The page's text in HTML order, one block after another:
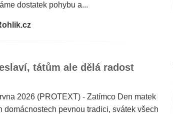
dostatek pohybu a...
tátům ale dělá radost
2026 (PROTEXT) - Zatímco Den matek
domácnostech pevnou tradici, svátek všech